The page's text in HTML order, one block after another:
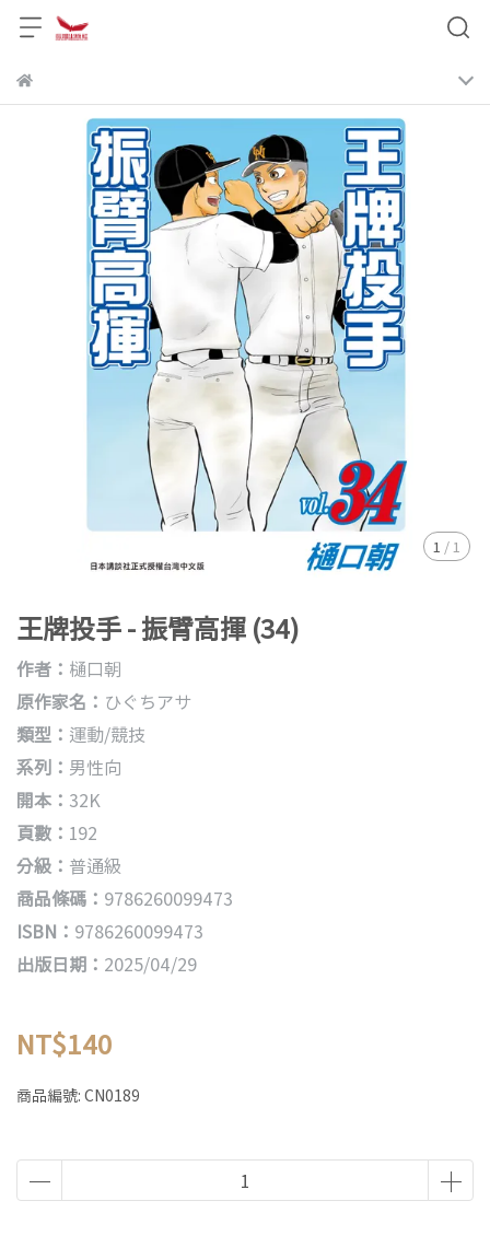
1 / 1
王牌投手 - 振臂高揮 (34)
作者： 樋口朝
原作家名： ひぐちアサ
類型： 運動/競技
系列： 男性向
開本： 32K
頁數： 192
分級： 普通級
商品條碼： 9786260099473
ISBN： 9786260099473
出版日期： 2025/04/29
NT$140
商品編號: CN0189